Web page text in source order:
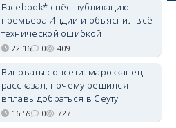
Facebook* снёс публикацию
премьера Индии и объяснил всё
технической ошибкой
22:16 0 409
Виноваты соцсети: марокканец
рассказал, почему решился
вплавь добраться в Сеуту
16:59 0 727